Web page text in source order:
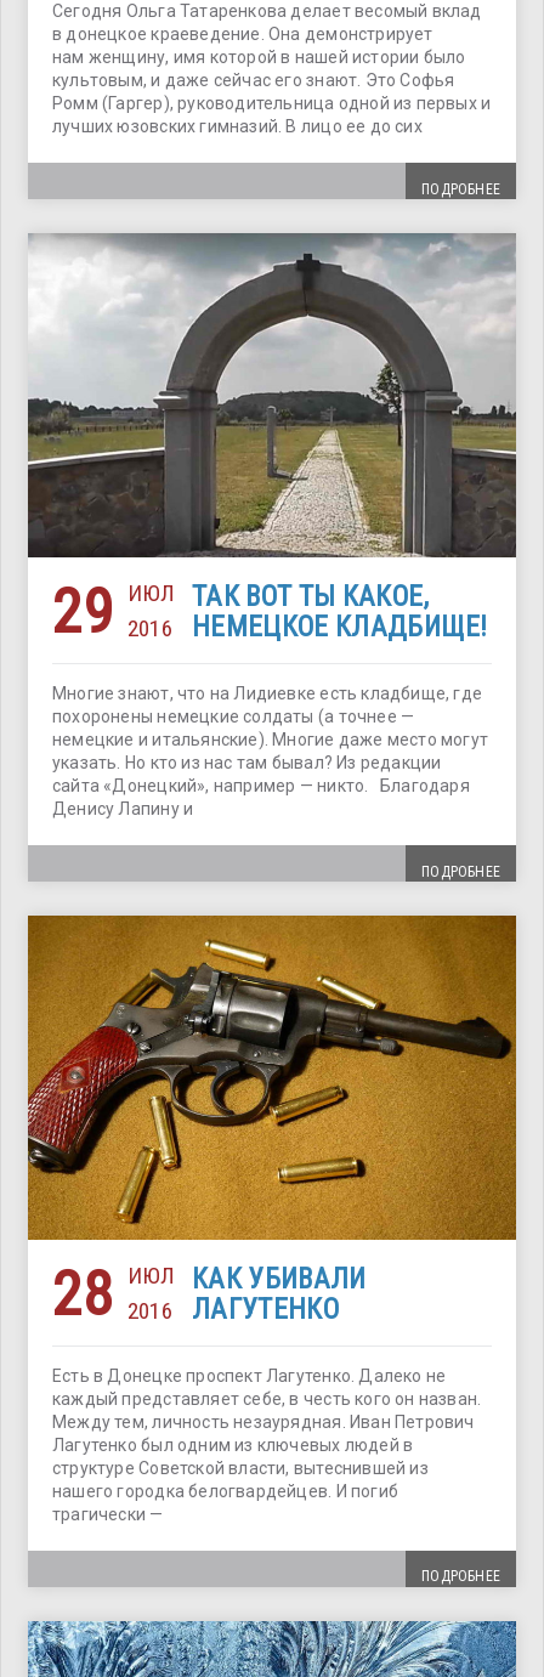
Сегодня Ольга Татаренкова делает весомый вклад
в донецкое краеведение. Она демонстрирует
нам женщину, имя которой в нашей истории было
культовым, и даже сейчас его знают. Это Софья
Ромм (Гаргер), руководительница одной из первых и
лучших юзовских гимназий. В лицо ее до сих
ПОДРОБНЕЕ
29
ИЮЛ
2016
ТАК ВОТ ТЫ КАКОЕ,
НЕМЕЦКОЕ КЛАДБИЩЕ!
Многие знают, что на Лидиевке есть кладбище, где
похоронены немецкие солдаты (а точнее —
немецкие и итальянские). Многие даже место могут
указать. Но кто из нас там бывал? Из редакции
сайта «Донецкий», например — никто. Благодаря
Денису Лапину и
ПОДРОБНЕЕ
28
ИЮЛ
2016
КАК УБИВАЛИ
ЛАГУТЕНКО
Есть в Донецке проспект Лагутенко. Далеко не
каждый представляет себе, в честь кого он назван.
Между тем, личность незаурядная. Иван Петрович
Лагутенко был одним из ключевых людей в
структуре Советской власти, вытеснившей из
нашего городка белогвардейцев. И погиб
трагически —
ПОДРОБНЕЕ